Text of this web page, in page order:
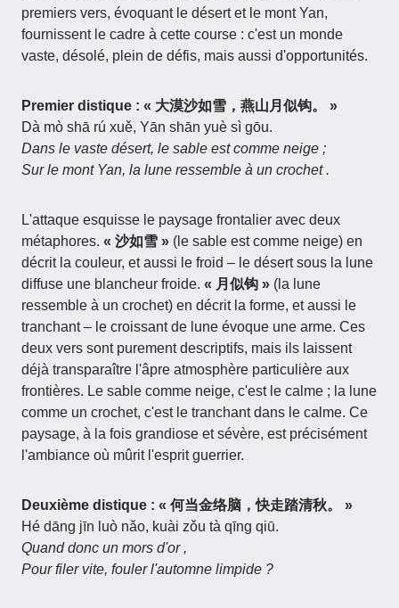
premiers vers, évoquant le désert et le mont Yan,
fournissent le cadre à cette course : c'est un monde
vaste, désolé, plein de défis, mais aussi d'opportunités.
Premier distique : « 大漠沙如雪，燕山月似钩。 »
Dà mò shā rú xuě, Yān shān yuè sì gōu.
Dans le vaste désert, le sable est comme neige ;
Sur le mont Yan, la lune ressemble à un crochet .
L'attaque esquisse le paysage frontalier avec deux
métaphores. « 沙如雪 » (le sable est comme neige) en
décrit la couleur, et aussi le froid – le désert sous la lune
diffuse une blancheur froide. « 月似钩 » (la lune
ressemble à un crochet) en décrit la forme, et aussi le
tranchant – le croissant de lune évoque une arme. Ces
deux vers sont purement descriptifs, mais ils laissent
déjà transparaître l'âpre atmosphère particulière aux
frontières. Le sable comme neige, c'est le calme ; la lune
comme un crochet, c'est le tranchant dans le calme. Ce
paysage, à la fois grandiose et sévère, est précisément
l'ambiance où mûrit l'esprit guerrier.
Deuxième distique : « 何当金络脑，快走踏清秋。 »
Hé dāng jīn luò nǎo, kuài zǒu tà qīng qiū.
Quand donc un mors d'or ,
Pour filer vite, fouler l'automne limpide ?